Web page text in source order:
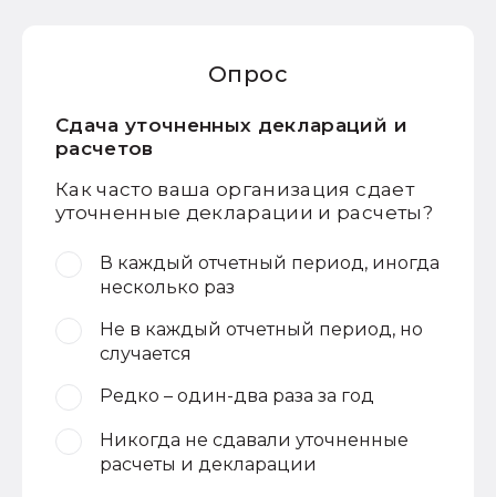
Опрос
Сдача уточненных деклараций и
расчетов
Как часто ваша организация сдает
уточненные декларации и расчеты?
В каждый отчетный период, иногда
несколько раз
Не в каждый отчетный период, но
случается
Редко – один-два раза за год
Никогда не сдавали уточненные
расчеты и декларации